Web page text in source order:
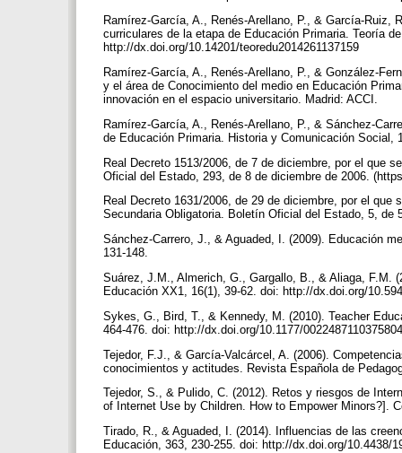
Ramírez-García, A., Renés-Arellano, P., & García-Ruiz,
curriculares de la etapa de Educación Primaria. Teoría
http://dx.doi.org/10.14201/teoredu2014261137159
Ramírez-García, A., Renés-Arellano, P., & González-
y el área de Conocimiento del medio en Educación
innovación en el espacio universitario. Madrid: ACCI.
Ramírez-García, A., Renés-Arellano, P., & Sánchez-
de Educación Primaria. Historia y Comunicación
Real Decreto 1513/2006, de 7 de diciembre, por el que
Oficial del Estado, 293, de 8 de diciembre de 2006.
Real Decreto 1631/2006, de 29 de diciembre, por el
Secundaria Obligatoria. Boletín Oficial del Estado, 5,
Sánchez-Carrero, J., & Aguaded, I. (2009). Educación
131-148.
Suárez, J.M., Almerich, G., Gargallo, B., & Aliaga, F.M.
Educación XX1, 16(1), 39-62. doi: http://dx.doi.org/
Sykes, G., Bird, T., & Kennedy, M. (2010). Teacher
464-476. doi: http://dx.doi.org/10.1177/
Tejedor, F.J., & García-Valcárcel, A. (2006).
conocimientos y actitudes. Revista Española de
Tejedor, S., & Pulido, C. (2012). Retos y riesgos de
of Internet Use by Children. How to Empower Minors?].
Tirado, R., & Aguaded, I. (2014). Influencias de las
Educación, 363, 230-255. doi: http://dx.doi.org/10.4438/